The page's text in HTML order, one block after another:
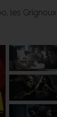
les Grignoux